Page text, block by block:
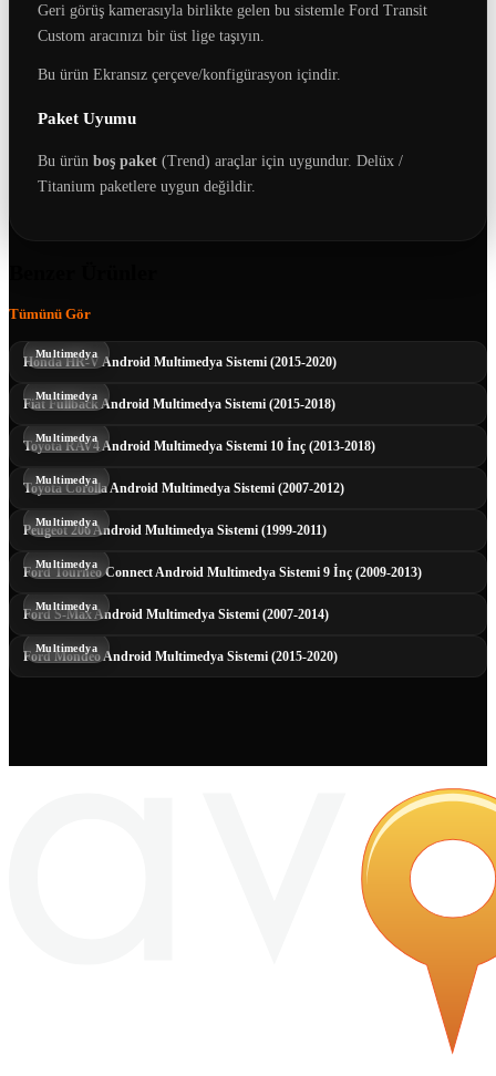
Geri görüş kamerasıyla birlikte gelen bu sistemle Ford Transit
Custom aracınızı bir üst lige taşıyın.
Bu ürün Ekransız çerçeve/konfigürasyon içindir.
Paket Uyumu
Bu ürün boş paket (Trend) araçlar için uygundur. Delüx /
Titanium paketlere uygun değildir.
Tümünü Gör
Honda HR-V Android Multimedya Sistemi (2015-2020)
Multimedya
Fiat Fullback Android Multimedya Sistemi (2015-2018)
Multimedya
Toyota RAV4 Android Multimedya Sistemi 10 İnç (2013-2018)
Multimedya
Toyota Corolla Android Multimedya Sistemi (2007-2012)
Multimedya
Peugeot 206 Android Multimedya Sistemi (1999-2011)
Multimedya
Ford Tourneo Connect Android Multimedya Sistemi 9 İnç (2009-2013)
Multimedya
Ford S-Max Android Multimedya Sistemi (2007-2014)
Multimedya
Ford Mondeo Android Multimedya Sistemi (2015-2020)
Multimedya